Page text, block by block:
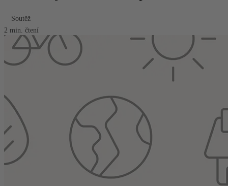
Soutěž
2 min. čtení